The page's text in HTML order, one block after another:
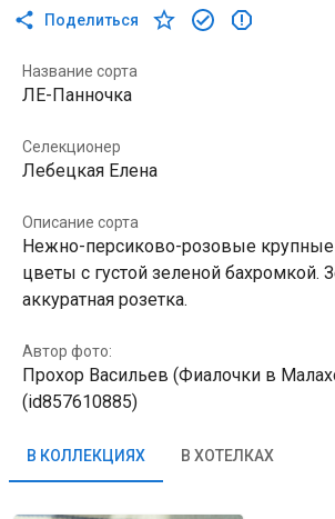
Поделиться
Название сорта
ЛЕ-Панночка
Селекционер
Лебецкая Елена
Описание сорта
Нежно-персиково-розовые
цветы с густой зеленой бахромкой.
аккуратная розетка.
Автор фото:
Прохор Васильев (Фиалочки в
(id857610885)
В КОЛЛЕКЦИЯХ В ХОТЕЛКАХ